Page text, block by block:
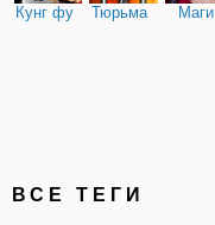
Кунг фу Тюрьма Маги
ВСЕ ТЕГИ